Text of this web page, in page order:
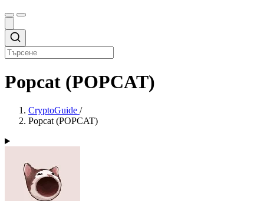
Popcat (POPCAT)
CryptoGuide /
Popcat (POPCAT)